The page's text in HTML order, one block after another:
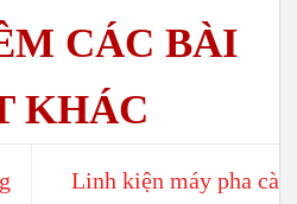
Linh kiện máy pha cà